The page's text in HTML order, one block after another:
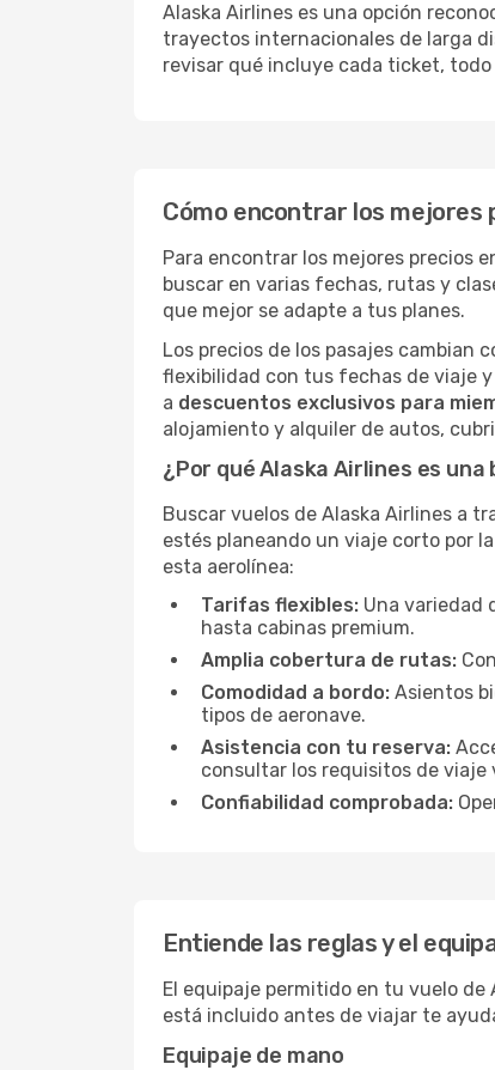
Alaska Airlines es una opción
trayectos internacionales de larga
revisar qué incluye cada ticket,
Cómo encontrar los mejores
Para encontrar los mejores precios
buscar en varias fechas, rutas y
que mejor se adapte a tus planes.
Los precios de los pasajes cambian
flexibilidad con tus fechas de viaje
a descuentos exclusivos para
alojamiento y alquiler de autos,
¿Por qué Alaska Airlines es
Buscar vuelos de Alaska Airlines a
estés planeando un viaje corto por
esta aerolínea:
Tarifas flexibles: Una variedad
hasta cabinas premium.
Amplia cobertura de rutas:
Comodidad a bordo: Asientos
tipos de aeronave.
Asistencia con tu reserva:
consultar los requisitos de viaje
Confiabilidad comprobada:
Entiende las reglas y el
El equipaje permitido en tu vuelo
está incluido antes de viajar te
Equipaje de mano